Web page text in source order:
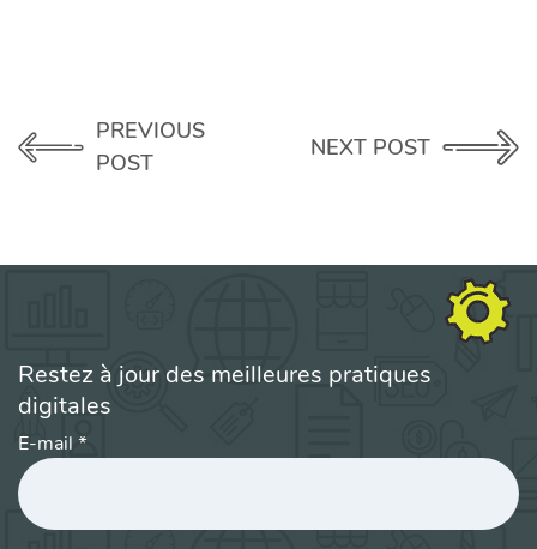
PREVIOUS
POST
NEXT POST
Restez à jour des meilleures pratiques
digitales
E-mail *